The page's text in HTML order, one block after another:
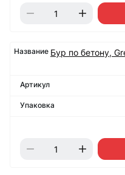
Бур по бетону,